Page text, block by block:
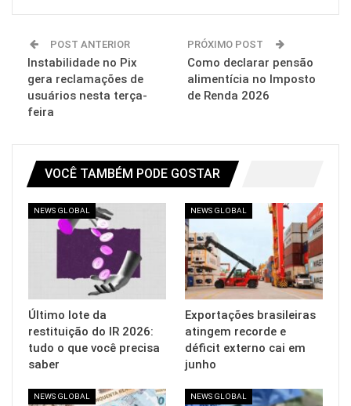
POST ANTERIOR
Instabilidade no Pix
gera reclamações de
usuários nesta terça-
feira
PRÓXIMO POST
Como declarar pensão
alimentícia no Imposto
de Renda 2026
VOCÊ TAMBÉM PODE GOSTAR
NEWS GLOBAL
Último lote da
restituição do IR 2026:
tudo o que você precisa
saber
NEWS GLOBAL
Exportações brasileiras
atingem recorde e
déficit externo cai em
junho
NEWS GLOBAL NEWS GLOBAL